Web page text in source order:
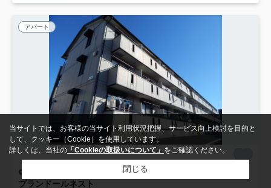
アパート
プランドールネスト
当サイトでは、お客様の当サイト利用状況把握、サービス向上検討を目的と
して、クッキー（Cookie）を使用しています。
詳しくは、当社の 「Cookieの取扱いについて」 をご確認ください。
閉じる